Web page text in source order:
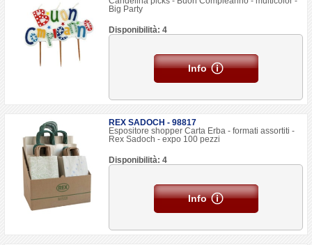
Big Party
Disponibilità: 4
Info
REX SADOCH - 98817
Espositore shopper Carta Erba - formati assortiti -
Rex Sadoch - expo 100 pezzi
Disponibilità: 4
Info